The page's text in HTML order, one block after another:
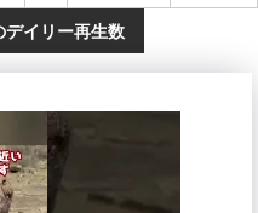
イリー再生数